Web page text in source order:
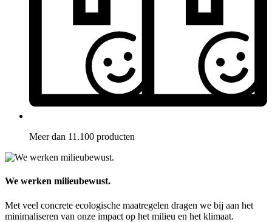
Meer dan 11.100 producten
We werken milieubewust.
Met veel concrete ecologische maatregelen dragen we bij aan het
minimaliseren van onze impact op het milieu en het klimaat.